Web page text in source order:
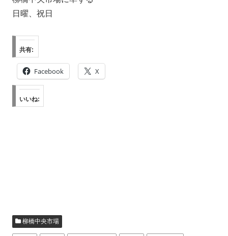
日曜、祝日
共有:
Facebook X
いいね:
柳橋中央市場